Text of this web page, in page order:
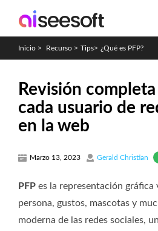
Inicio > Recurso > Tips> ¿Qué es PFP?
Revisión
cada usuario de
en la web
Marzo 13, 2023 Gerald Christian
PFP es la representación gráfica
persona, gustos, mascotas y
moderna de las redes sociales,